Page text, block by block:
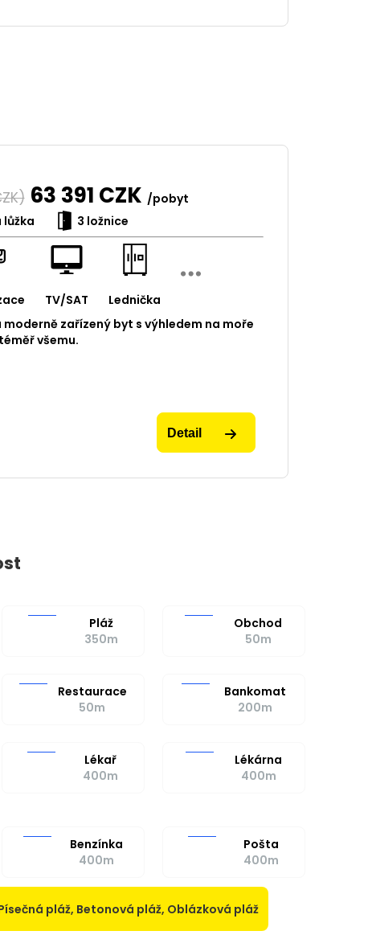
63 391 CZK /pobyt
lůžka 3 ložnice
TV/SAT
Lednička
zařízený byt s výhledem na moře
všemu.
Detail
Pláž
350m
Obchod
50m
Restaurace
50m
Bankomat
200m
Lékař
400m
Lékárna
400m
Benzínka
400m
Pošta
400m
pláž, Betonová pláž, Oblázková pláž